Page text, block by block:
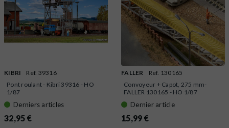
KIBRI
Ref. 39316
Pont roulant - Kibri 39316 - HO
1/87
Derniers articles
32,95 €
FALLER
Ref. 130165
Convoyeur + Capot, 275 mm-
FALLER 130165 - HO 1/87
Dernier article
15,99 €